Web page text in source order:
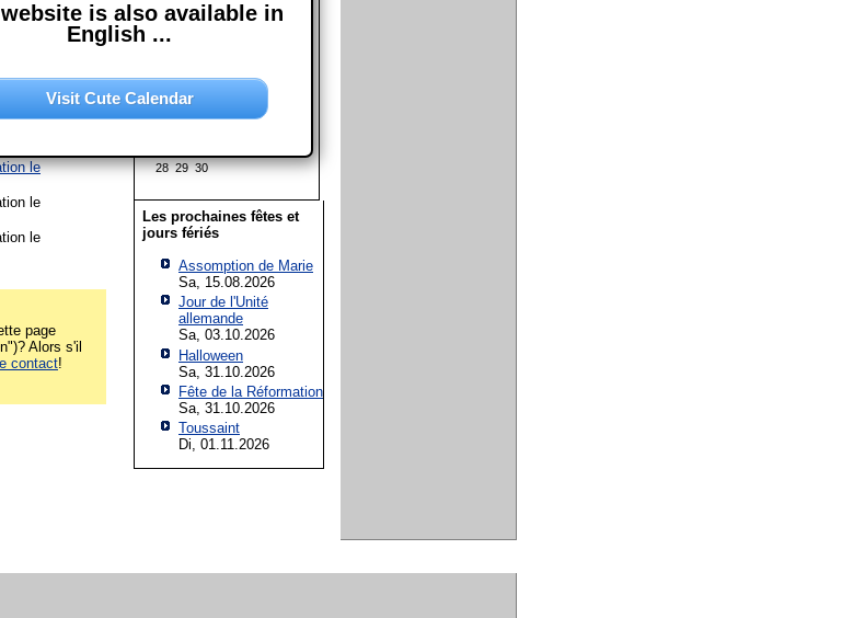
le
le
le
page
Alors s'il
contact!
24 25 26 27 28 29 30
L
M M J V S
1
12
28 29 30
Les prochaines fêtes et
jours fériés
Assomption de Marie
Sa, 15.08.2026
Jour de l'Unité
allemande
Sa, 03.10.2026
Halloween
Sa, 31.10.2026
Fête de la Réformation
Sa, 31.10.2026
Toussaint
Di, 01.11.2026
is also available in
English ...
Visit Cute Calendar